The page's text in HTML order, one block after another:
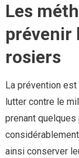
Les
prévenir
rosiers
La prévention
lutter contre le
prenant
ainsi conserver